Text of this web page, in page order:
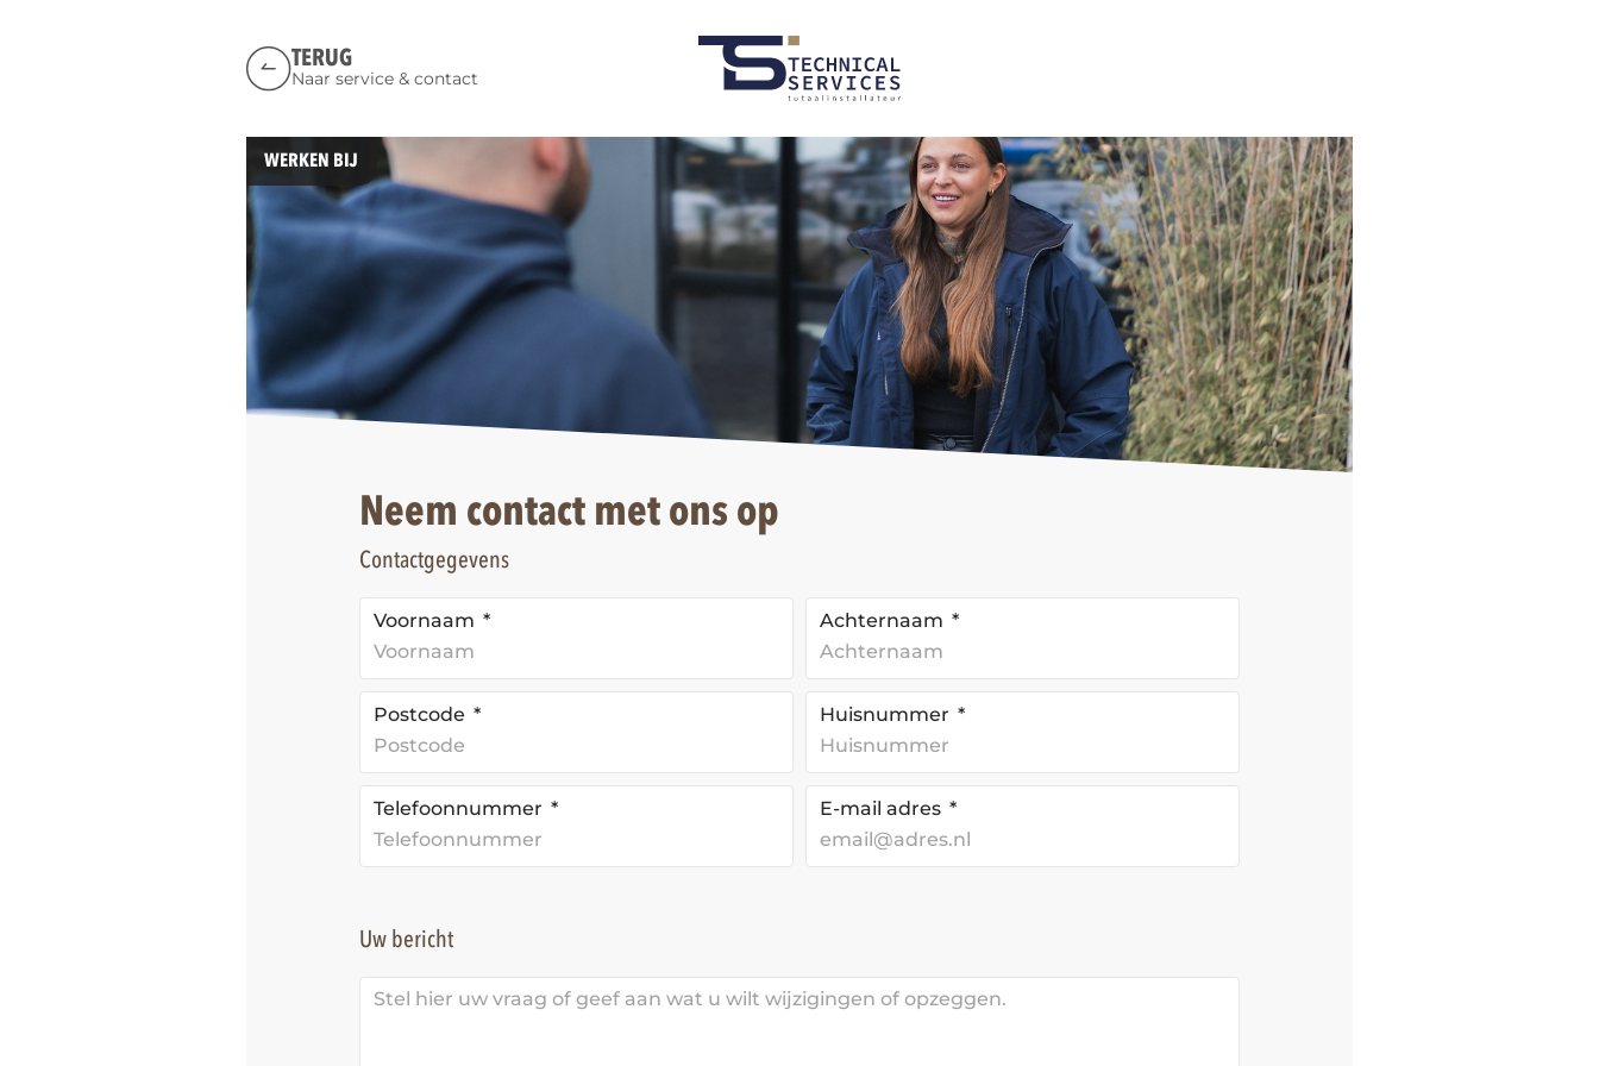
TERUG
Naar service & contact
WERKEN BIJ
Neem contact met ons op
Contactgegevens
Voornaam Achternaam
Postcode Huisnummer
Telefoonnummer E-mail adres
Uw bericht